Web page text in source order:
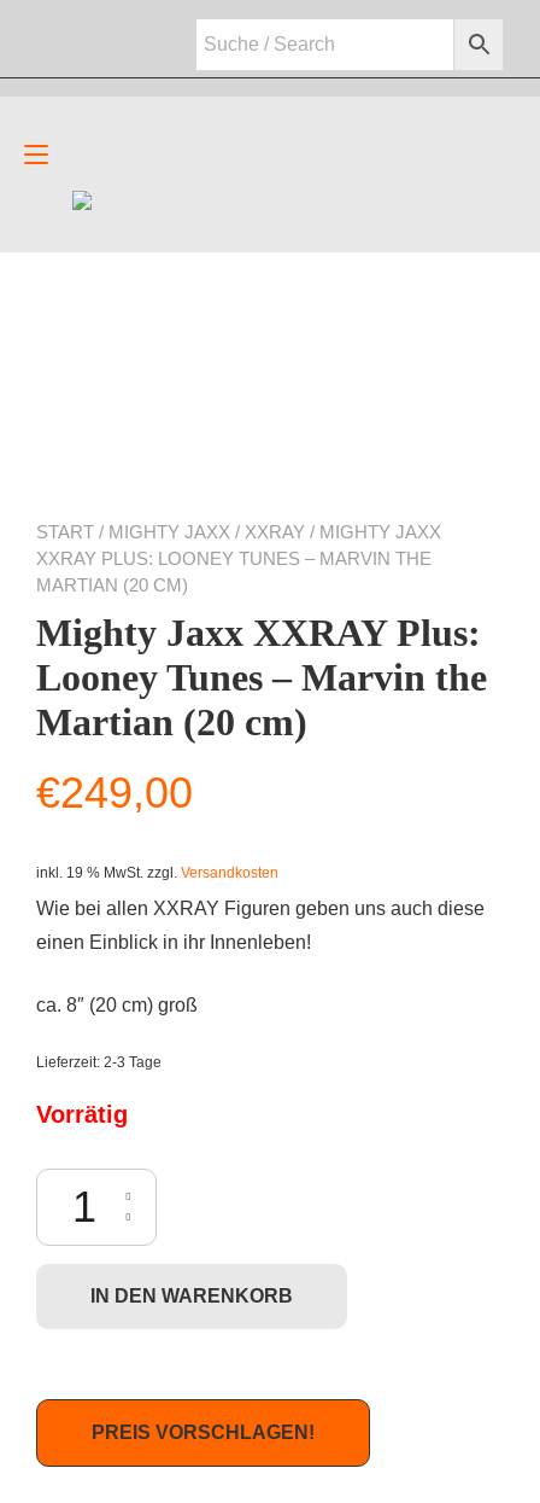
Navigation
umschalten
START / MIGHTY JAXX / XXRAY / MIGHTY JAXX
XXRAY PLUS: LOONEY TUNES – MARVIN THE
MARTIAN (20 CM)
Mighty Jaxx XXRAY Plus:
Looney Tunes – Marvin the
Martian (20 cm)
€249,00
inkl. 19 % MwSt. zzgl. Versandkosten
Wie bei allen XXRAY Figuren geben uns auch diese
einen Einblick in ihr Innenleben!
ca. 8″ (20 cm) groß
Lieferzeit: 2-3 Tage
Vorrätig
Mighty Jaxx XXRAY Plus: Looney Tunes - Marvin the Martian (20 cm)
IN DEN WARENKORB
PREIS VORSCHLAGEN!